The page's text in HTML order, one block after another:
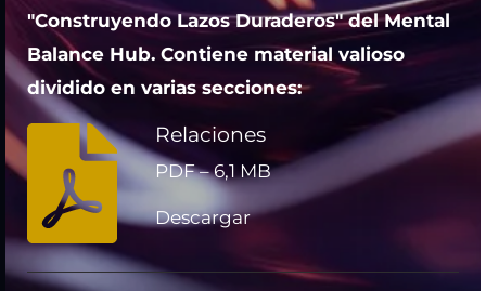
"Construyendo Lazos Duraderos" del Mental
Balance Hub. Contiene material valioso
dividido en varias secciones:
Relaciones
PDF – 6,1 MB
Descargar